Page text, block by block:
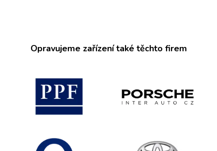
Opravujeme zařízení také těchto firem